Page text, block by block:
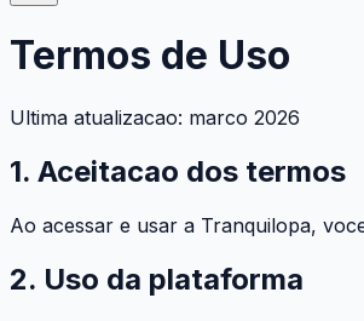
Termos de Uso
Ultima atualizacao: marco 2026
1. Aceitacao dos termos
Ao acessar e usar a Tranquilopa,
2. Uso da plataforma